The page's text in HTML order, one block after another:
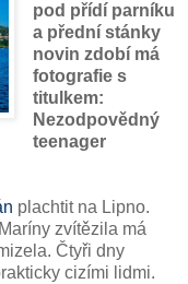
pod přídí parníku
a přední stánky
novin zdobí má
fotografie s
titulkem:
Nezodpovědný
teenager
plachtit na Lipno.
zvítězila má
Čtyři dny
cizími lidmi.